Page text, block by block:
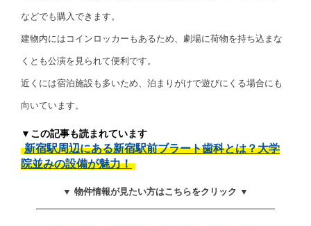
などでも購入できます。
建物内にはコインロッカーもあるため、劇場に荷物を持ち込まな
くとも公演を見られて便利です。
近くには宿泊施設も多いため、泊まりがけで遊びにくる場合にも
向いています。
▼この記事も読まれています
新宿駅周辺にある新宿駅前ブラート歯科とは？大学
院並みの設備が魅力！
▼ 物件情報が見たい方はこちらをクリック ▼